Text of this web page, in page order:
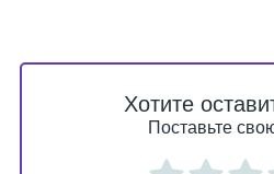
Хотите
Поставьте